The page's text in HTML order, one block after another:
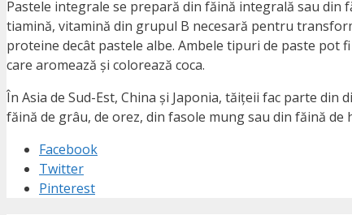
Pastele integrale se prepară din făină integrală sau din
tiamină, vitamină din grupul B necesară pentru
proteine decât pastele albe. Ambele tipuri de paste pot
care aromează și colorează coca.
În Asia de Sud-Est, China și Japonia, tăițeii fac parte
făină de grâu, de orez, din fasole mung sau din făină de
Facebook
Twitter
Pinterest